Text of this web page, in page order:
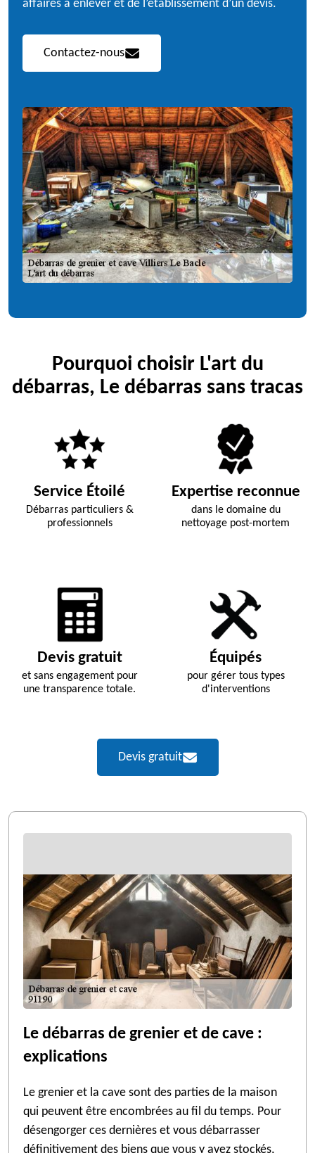
affaires à enlever et de l’établissement d’un devis.
Contactez-nous
Pourquoi choisir L'art du
débarras, Le débarras sans tracas
Service Étoilé
Débarras particuliers &
professionnels
Expertise reconnue
dans le domaine du
nettoyage post-mortem
Devis gratuit
et sans engagement pour
une transparence totale.
Équipés
pour gérer tous types
d'interventions
Devis gratuit
Le débarras de grenier et de cave :
explications
Le grenier et la cave sont des parties de la maison
qui peuvent être encombrées au fil du temps. Pour
désengorger ces dernières et vous débarrasser
définitivement des biens que vous y avez stockés,